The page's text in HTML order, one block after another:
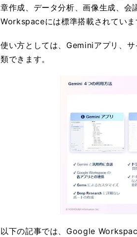
章作成、データ分析、画像生成、
Workspaceには標準搭載されていま
使い方としては、Geminiアプリ、
類できます。
以下の記事では、Google